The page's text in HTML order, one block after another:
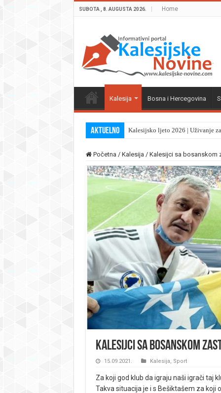
SUBOTA , 8. AUGUSTA 2026. Home
Kalesija Bosna i Hercegovina
Aktuelno Kalesijsko ljeto 2026 | Uživanje
Početna / Kalesija / Kalesijci sa bosanskom
Kalesijci sa bosanskom
15.09.2021. Kalesija, Sport
Za koji god klub da igraju naši igrači taj
Takva situacija je i s Bešiktašem za koji